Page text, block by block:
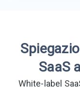
SaaS
White-label